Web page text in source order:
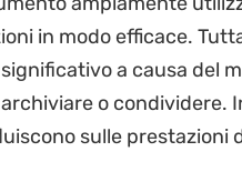
in modo efficace.
a causa del
o condividere.
sulle prestazioni